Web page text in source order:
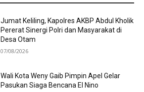
Jumat Keliling, Kapolres AKBP Abdul Kholik
Pererat Sinergi Polri dan Masyarakat di
Desa Otam
07/08/2026
Wali Kota Weny Gaib Pimpin Apel Gelar
Pasukan Siaga Bencana El Nino